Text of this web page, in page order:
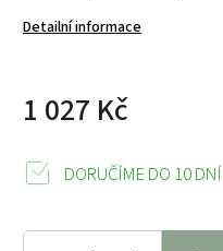
Detailní informace
1 027 Kč
DORUČÍME DO 10 DNÍ